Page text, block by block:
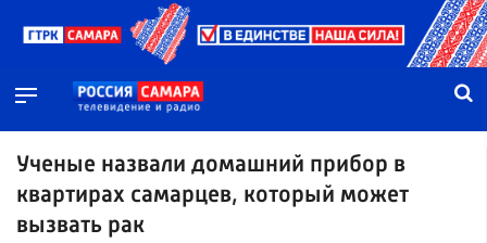
Ученые назвали домашний прибор в
квартирах самарцев, который может
вызвать рак